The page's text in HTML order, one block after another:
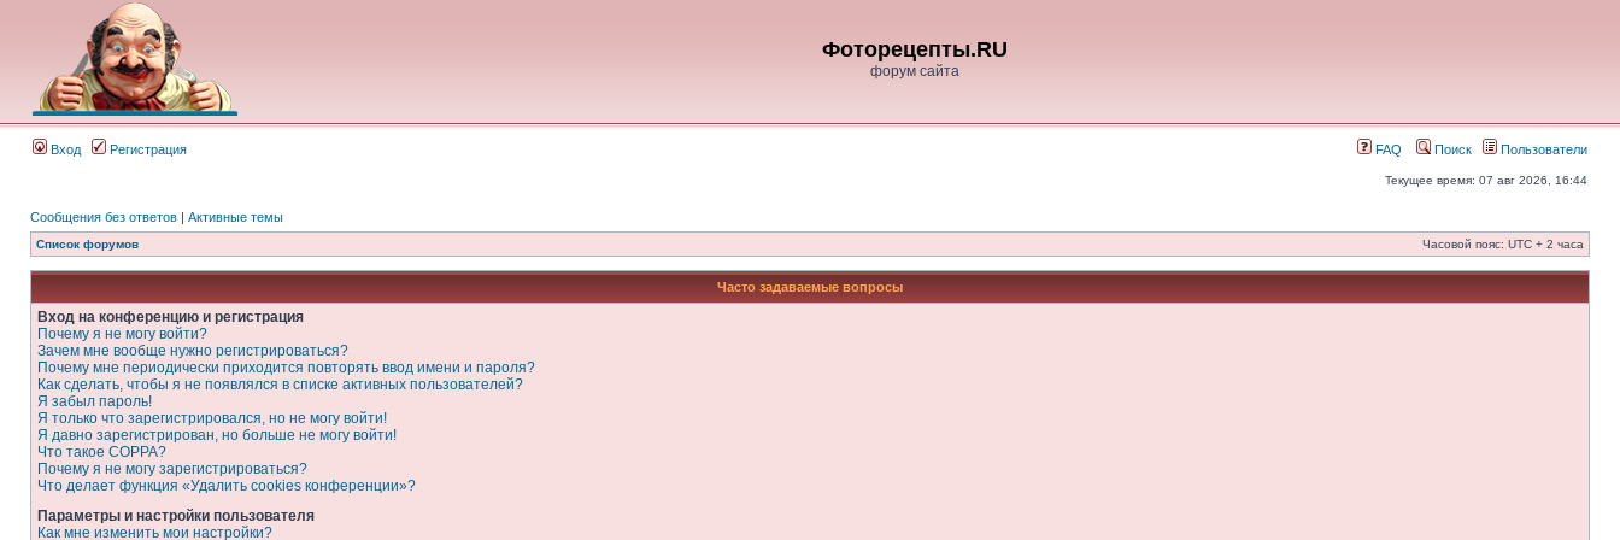
Фоторецепты.RU
форум сайта
Вход Регистрация FAQ Поиск Пользователи
Текущее время: 07 авг 2026, 16:44
Сообщения без ответов | Активные темы
Список форумов Часовой пояс: UTC + 2 часа
Часто задаваемые вопросы
Вход на конференцию и регистрация
Почему я не могу войти?
Зачем мне вообще нужно регистрироваться?
Почему мне периодически приходится повторять ввод имени и пароля?
Как сделать, чтобы я не появлялся в списке активных пользователей?
Я забыл пароль!
Я только что зарегистрировался, но не могу войти!
Я давно зарегистрирован, но больше не могу войти!
Что такое COPPA?
Почему я не могу зарегистрироваться?
Что делает функция «Удалить cookies конференции»?
Параметры и настройки пользователя
Как мне изменить мои настройки?